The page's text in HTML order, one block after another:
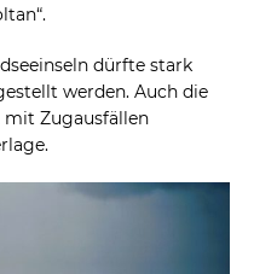
dürfte stark
werden. Auch die
mit Zugausfällen